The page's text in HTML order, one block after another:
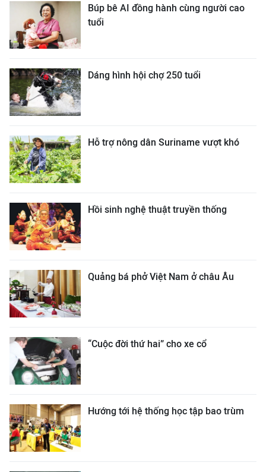
Búp bê AI đồng hành cùng người cao
tuổi
Dáng hình hội chợ 250 tuổi
Hỗ trợ nông dân Suriname vượt khó
Hồi sinh nghệ thuật truyền thống
Quảng bá phở Việt Nam ở châu Âu
“Cuộc đời thứ hai” cho xe cổ
Hướng tới hệ thống học tập bao trùm